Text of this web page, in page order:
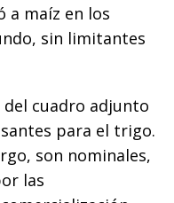
a maíz en los
sin limitantes
del cuadro adjunto
para el trigo.
son nominales,
las